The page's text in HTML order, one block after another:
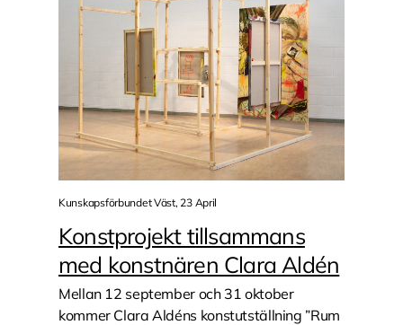
Kunskapsförbundet Väst, 23 April
Konstprojekt tillsammans
med konstnären Clara Aldén
Mellan 12 september och 31 oktober
kommer Clara Aldéns konstutställning ”Rum